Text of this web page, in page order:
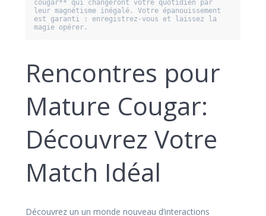
cougar** qui changeront votre quotidien par
leur magnétisme inégalé. Votre épanouissement
est garanti : enregistrez-vous et laissez la
magie opérer.
Rencontres pour
Mature Cougar:
Découvrez Votre
Match Idéal
Découvrez un un monde nouveau d’interactions